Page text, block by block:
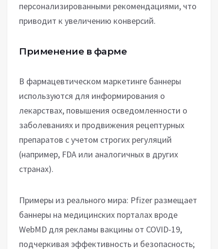
персонализированными рекомендациями, что
приводит к увеличению конверсий.
Применение в фарме
В фармацевтическом маркетинге баннеры
используются для информирования о
лекарствах, повышения осведомленности о
заболеваниях и продвижения рецептурных
препаратов с учетом строгих регуляций
(например, FDA или аналогичных в других
странах).
Примеры из реального мира: Pfizer размещает
баннеры на медицинских порталах вроде
WebMD для рекламы вакцины от COVID-19,
подчеркивая эффективность и безопасность;